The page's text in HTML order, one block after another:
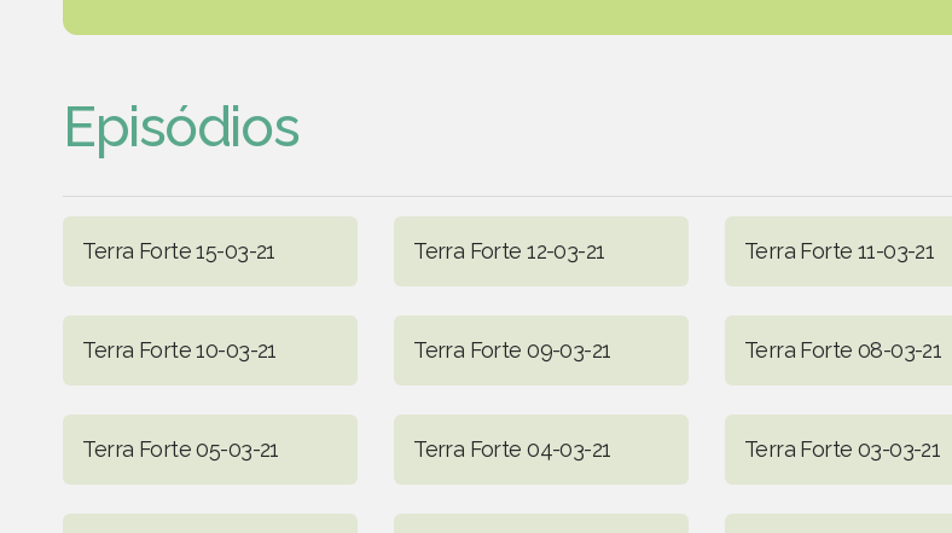
Episódios
Terra Forte 15-03-21 Terra Forte 12-03-21 Terra Forte 11-03-21
Terra Forte 10-03-21 Terra Forte 09-03-21 Terra Forte 08-03-21
Terra Forte 05-03-21 Terra Forte 04-03-21 Terra Forte 03-03-21